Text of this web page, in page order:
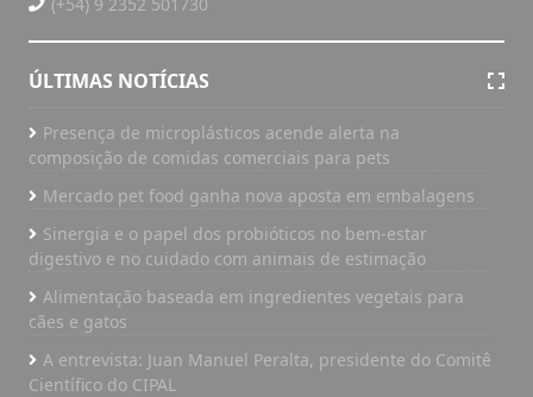
ÚLTIMAS NOTÍCIAS
Presença de microplásticos acende alerta na
composição de comidas comerciais para pets
Mercado pet food ganha nova aposta em embalagens
Sinergia e o papel dos probióticos no bem-estar
digestivo e no cuidado com animais de estimação
Alimentação baseada em ingredientes vegetais para
cães e gatos
A entrevista: Juan Manuel Peralta, presidente do Comitê
Científico do CIPAL